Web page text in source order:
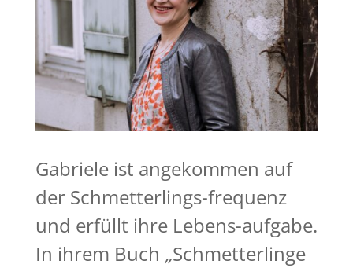
Gabriele ist angekommen auf
der Schmetterlings-frequenz
und erfüllt ihre Lebens-aufgabe.
In ihrem Buch „Schmetterlinge